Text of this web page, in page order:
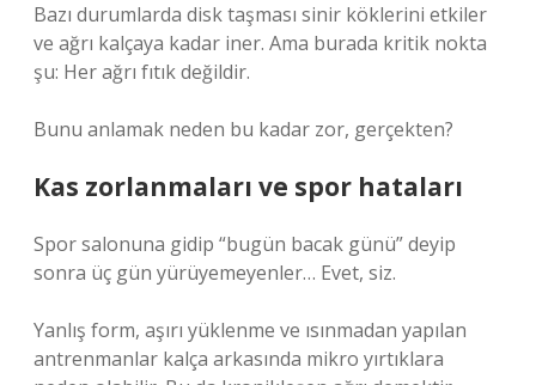
Bazı durumlarda disk taşması sinir köklerini etkiler
ve ağrı kalçaya kadar iner. Ama burada kritik nokta
şu: Her ağrı fıtık değildir.
Bunu anlamak neden bu kadar zor, gerçekten?
Kas zorlanmaları ve spor hataları
Spor salonuna gidip “bugün bacak günü” deyip
sonra üç gün yürüyemeyenler… Evet, siz.
Yanlış form, aşırı yüklenme ve ısınmadan yapılan
antrenmanlar kalça arkasında mikro yırtıklara